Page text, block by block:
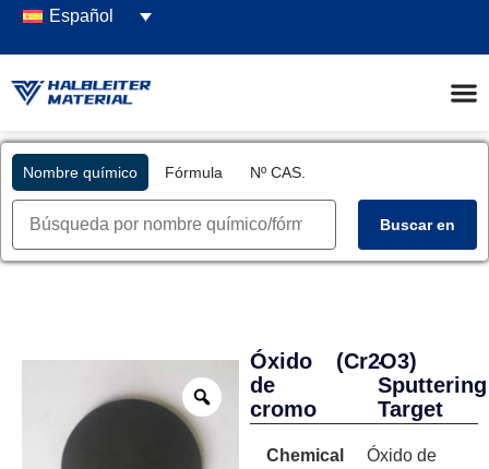
Español
Nombre químico Fórmula Nº CAS.
Buscar en
Óxido
de
cromo
(Cr2O3)
-
Sputtering
Target
Chemical
Óxido de